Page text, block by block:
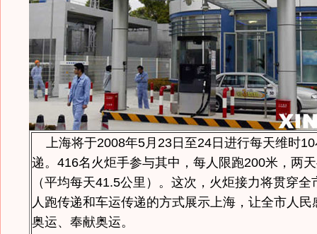
上海将于2008年5月23日至24日进行每天维时
递。416名火炬手参与其中，每人限跑200米，两
（平均每天41.5公里）。这次，火炬接力将贯穿
人跑传递和车运传递的方式展示上海，让全市人
奥运、奉献奥运。